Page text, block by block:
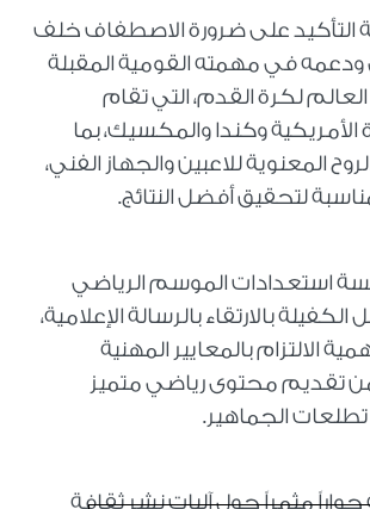
التأكيد على ضرورة الاصطفاف خلف
ودعمه في مهمته القومية المقبلة
لكرة القدم، التي تقام
الأمريكية وكندا والمكسيك، بما
المعنوية للاعبين والجهاز الفني،
لتحقيق أفضل النتائج.
استعدادات الموسم الرياضي
الكفيلة بالارتقاء بالرسالة الإعلامية،
الالتزام بالمعايير المهنية
تقديم محتوى رياضي متميز
الجماهير.
مثمراً حول آليات نشر ثقافة